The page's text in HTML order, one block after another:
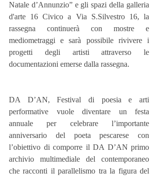
Natale d’Annunzio” e gli spazi della galleria
d'arte 16 Civico a Via S.Silvestro 16, la
rassegna continuerà con mostre e
mediometraggi e sarà possibile rivivere i
progetti degli artisti attraverso le
documentazioni emerse dalla rassegna.
DA D’AN, Festival di poesia e arti
performative vuole diventare un festa
annuale per celebrare l’importante
anniversario del poeta pescarese con
l’obiettivo di comporre il DA D’AN primo
archivio multimediale del contemporaneo
che racconti il parallelismo tra la figura del